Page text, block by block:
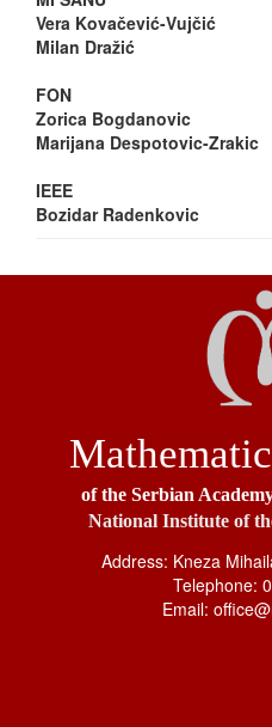
Vera Kovačević-Vujčić
Milan Dražić
FON
Zorica Bogdanovic
Marijana Despotovic-Zrakic
IEEE
Bozidar Radenkovic
of the Serbian
National Institute of
Address: Kneza
Telephone:
Email: